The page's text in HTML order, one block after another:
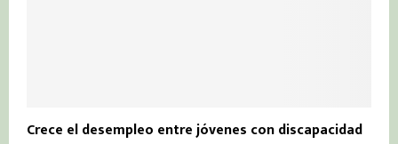
Crece el desempleo entre jóvenes con discapacidad